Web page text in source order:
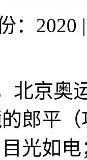
：2020 |
北京奥
郎平
目光如